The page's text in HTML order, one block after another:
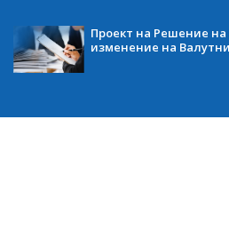
Проект на Решение на
изменение на